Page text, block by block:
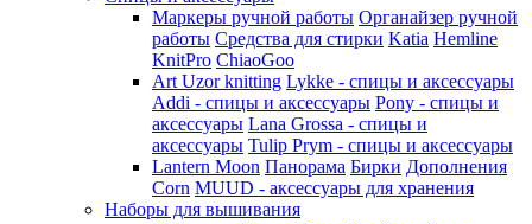
Маркеры ручной работы Органайзер ручной
работы Средства для стирки Katia Hemline
KnitPro ChiaoGoo
Art Uzor knitting Lykke - спицы и аксессуары
Addi - спицы и аксессуары Pony - спицы и
аксессуары Lana Grossa - спицы и
аксессуары Tulip Prym - спицы и аксессуары
Lantern Moon Панорама Бирки Дополнения
Corn MUUD - аксессуары для хранения
Наборы для вышивания